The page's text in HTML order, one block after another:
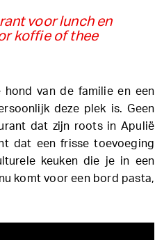
voor lunch en
koffie of thee
hond van de familie en een
deze plek is. Geen
dat zijn roots in Apulië
dat een frisse toevoeging
keuken die je in een
komt voor een bord pasta,